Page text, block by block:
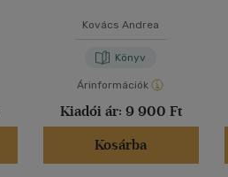
Kovács Andrea
Könyv
Árinformációk
Kiadói ár: 9 900 Ft
Kosárba